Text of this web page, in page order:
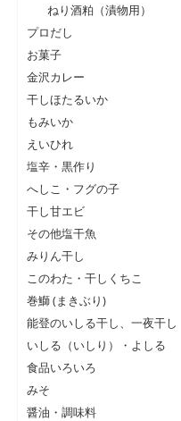
ねり酒粕（漬物用）
プロだし
お菓子
金沢カレー
干しほたるいか
もみいか
えいひれ
塩辛・黒作り
へしこ・フグの子
干し甘エビ
その他塩干魚
みりん干し
このわた・干しくちこ
巻鰤 (まきぶり)
能登のいしる干し、一夜干し
いしる（いしり）・よしる
食品いろいろ
みそ
醤油・調味料